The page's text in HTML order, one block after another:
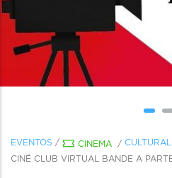
EVENTOS / CINEMA / CULTURAL
CINÉ CLUB VIRTUAL BANDE A